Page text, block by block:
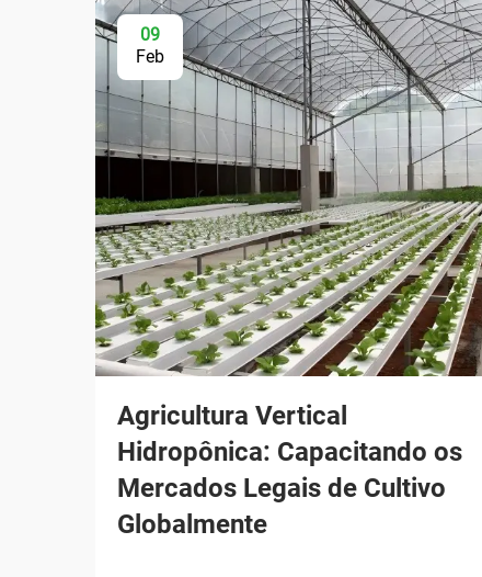
09
Feb
Agricultura Vertical
Hidropônica: Capacitando os
Mercados Legais de Cultivo
Globalmente